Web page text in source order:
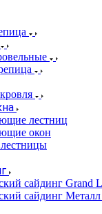
лестниц
окон
сайдинг Grand
сайдинг